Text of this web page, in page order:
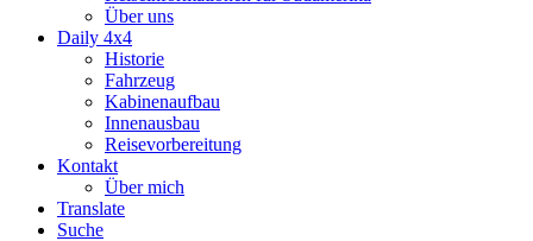
Über uns
Daily 4x4
Historie
Fahrzeug
Kabinenaufbau
Innenausbau
Reisevorbereitung
Kontakt
Über mich
Translate
Suche